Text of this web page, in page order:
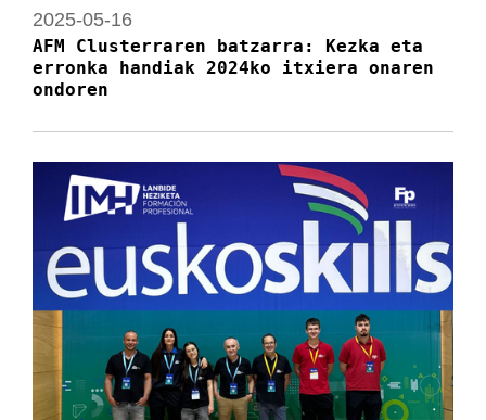
2025-05-16
AFM Clusterraren batzarra: Kezka eta
erronka handiak 2024ko itxiera onaren
ondoren